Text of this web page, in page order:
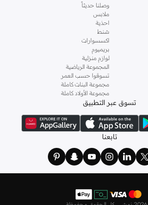
وصلنا حديثاً
ملابس
احذية
شنط
اكسسوارات
بريميوم
لوازم منزلية
المجموعة الرياضية
تسوقوا حسب العمر
مجموعة البنات كاملة
مجموعة الأولاد كاملة
تسوق عبر التطبيق
تابعنا